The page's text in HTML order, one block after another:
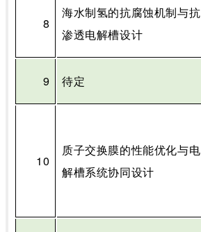
8
海水制氢的抗腐蚀机制与抗
渗透电解槽设计
9 待定
10
质子交换膜的性能优化与电
解槽系统协同设计